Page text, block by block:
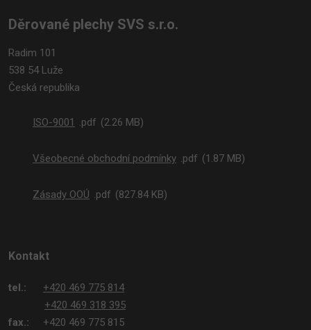
Děrované plechy SVS s.r.o.
Radim 101
538 54 Luže
Česká republika
ISO-9001 pdf 2.26 MB
Všeobecné obchodní podmínky pdf 1.87 MB
Zásady OOÚ pdf 827.84 KB
Kontakt
tel.: +420 469 775 814
+420 469 318 395
fax.: +420 469 775 815